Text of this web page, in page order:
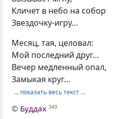
Кличет в небо на собор
Звездочку-игру…
Месяц, тая, целовал:
Мой последний друг…
Вечер медленный опал,
Замыкая круг…
… показать весь текст …
© Буддах 349